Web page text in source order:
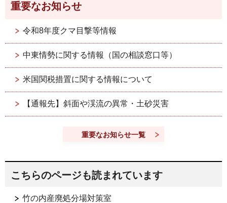
重要なお知らせ
令和8年度クマ目撃等情報
中東情勢に関する情報（国の相談窓口等）
米国関税措置に関する情報について
【通報先】斜面や渓流の異常・土砂災害
重要なお知らせ一覧
こちらのページも読まれています
竹の内産廃処分場対策室